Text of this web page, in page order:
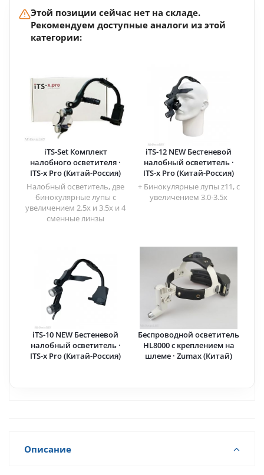
Этой позиции сейчас нет на складе.
Рекомендуем доступные аналоги из этой
категории:
iTS-Set Комплект
налобного осветителя ·
ITS-x Pro (Китай-Россия)
Налобный осветитель, две
бинокулярные лупы с
увеличением 2.5x и 3.5x и 4
сменные линзы
iTS-12 NEW Бестеневой
налобный осветитель ·
ITS-x Pro (Китай-Россия)
+ Бинокулярные лупы z11, с
увеличением 3.0-3.5х
iTS-10 NEW Бестеневой
налобный осветитель ·
ITS-x Pro (Китай-Россия)
Беспроводной осветитель
HL8000 с креплением на
шлеме · Zumax (Китай)
Описание